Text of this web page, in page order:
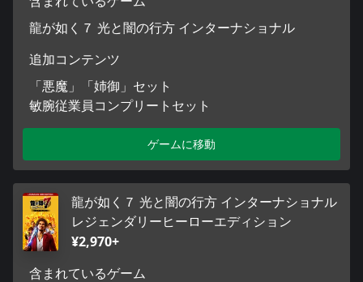
龍が如く７ 光と闇の行方 インターナショナル
追加コンテンツ
「悪魔」「姉御」セット
敏腕従業員コンプリートセット
ゲームに移動
龍が如く７ 光と闇の行方 インターナショナル
レジェンダリーヒーローエディション
¥2,970+
含まれているゲーム